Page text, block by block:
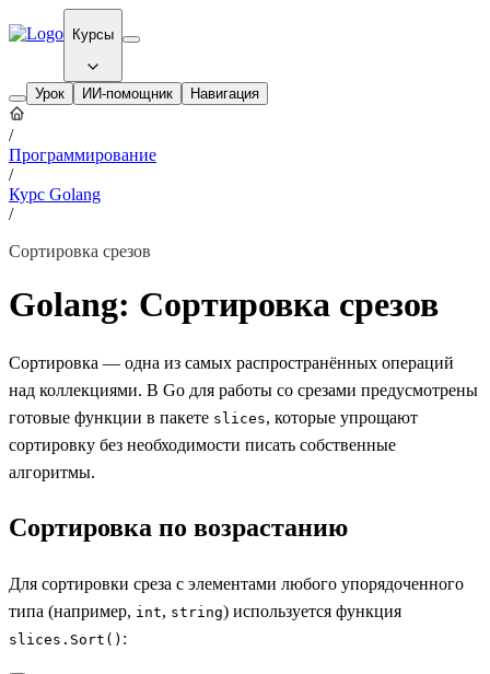
Курсы
Урок ИИ-помощник Навигация
/
Программирование
/
Курс Golang
/
Сортировка срезов
Golang: Сортировка срезов
Сортировка — одна из самых распространённых операций
над коллекциями. В Go для работы со срезами предусмотрены
готовые функции в пакете slices, которые упрощают
сортировку без необходимости писать собственные
алгоритмы.
Сортировка по возрастанию
Для сортировки среза с элементами любого упорядоченного
типа (например, int, string) используется функция
slices.Sort() :